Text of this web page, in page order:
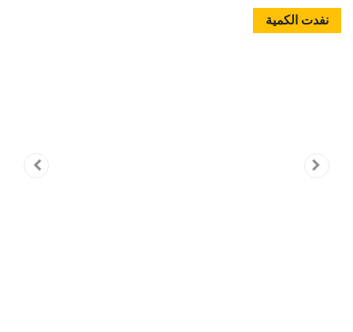
نفدت الكمية